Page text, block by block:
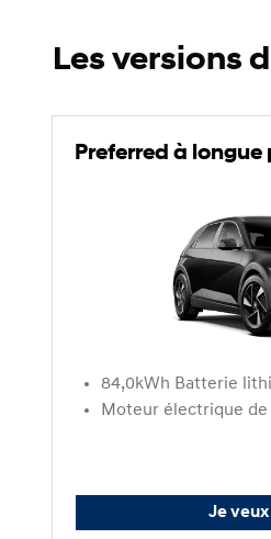
Les versions
Preferred à longue
84,0kWh Batterie
Moteur électrique de
Je